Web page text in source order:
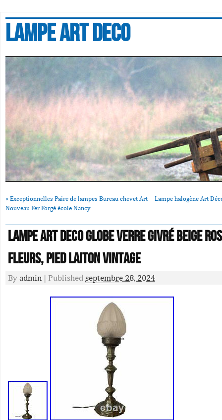
Lampe art deco
« Exceptionnelles Paire de lampes Bureau chevet Art
Nouveau Fer Forgé école Nancy
Lampe halogène Art
Lampe Art Deco Globe Verre Givré Beige
Fleurs, Pied Laiton Vintage
By admin | Published septembre 28, 2024